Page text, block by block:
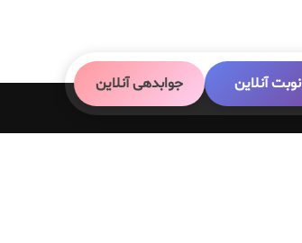
نوبت آنلاین جوابدهی آنلاین